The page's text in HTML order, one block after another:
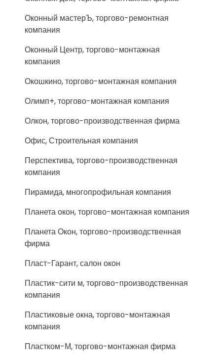
Оконный мастерЪ, торгово-ремонтная
компания
Оконный Центр, торгово-монтажная
компания
Окошкино, торгово-монтажная компания
Олимп+, торгово-монтажная компания
Олкон, торгово-производственная фирма
Офис, Строительная компания
Перспектива, торгово-производственная
компания
Пирамида, многопрофильная компания
Планета окон, торгово-монтажная компания
Планета Окон, торгово-производственная
фирма
Пласт-Гарант, салон окон
Пластик-сити м, торгово-производственная
компания
Пластиковые окна, торгово-монтажная
компания
Пластком-М, торгово-монтажная фирма